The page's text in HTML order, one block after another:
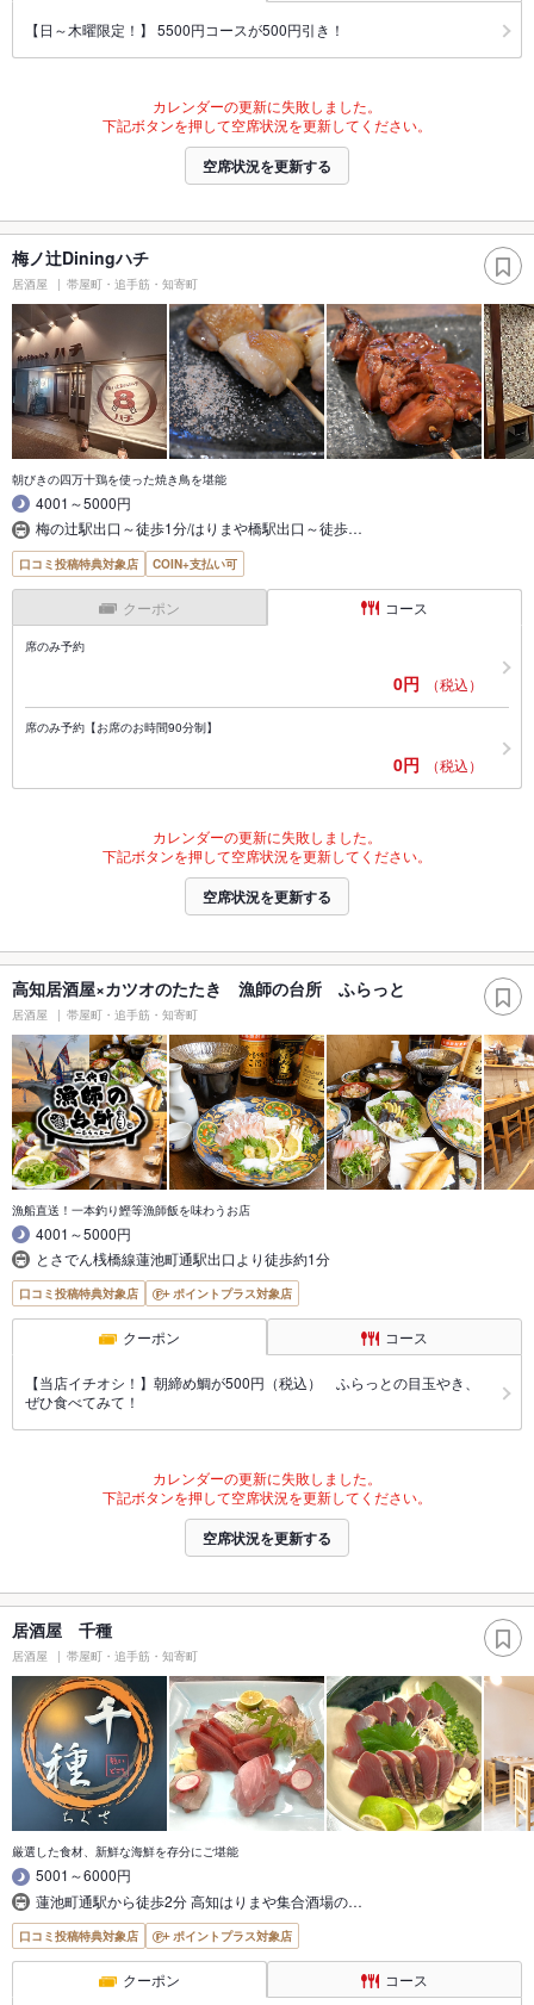
【日～木曜限定！】 5500円コースが500円引き！
カレンダーの更新に失敗しました。
下記ボタンを押して空席状況を更新してください。
空席状況を更新する
梅ノ辻Diningハチ
居酒屋 帯屋町・追手筋・知寄町
朝びきの四万十鶏を使った焼き鳥を堪能
4001～5000円
梅の辻駅出口～徒歩1分/はりまや橋駅出口～徒歩…
口コミ投稿特典対象店 COIN+支払い可
クーポン コース
席のみ予約
0円 （税込）
席のみ予約【お席のお時間90分制】
0円 （税込）
カレンダーの更新に失敗しました。
下記ボタンを押して空席状況を更新してください。
空席状況を更新する
高知居酒屋×カツオのたたき 漁師の台所 ふらっと
居酒屋 帯屋町・追手筋・知寄町
漁船直送！一本釣り鰹等漁師飯を味わうお店
4001～5000円
とさでん桟橋線蓮池町通駅出口より徒歩約1分
口コミ投稿特典対象店 ポイントプラス対象店
クーポン コース
【当店イチオシ！】朝締め鯛が500円（税込） ふらっとの目玉やき、
ぜひ食べてみて！
カレンダーの更新に失敗しました。
下記ボタンを押して空席状況を更新してください。
空席状況を更新する
居酒屋 千種
居酒屋 帯屋町・追手筋・知寄町
厳選した食材、新鮮な海鮮を存分にご堪能
5001～6000円
蓮池町通駅から徒歩2分 高知はりまや集合酒場の…
口コミ投稿特典対象店 ポイントプラス対象店
クーポン コース